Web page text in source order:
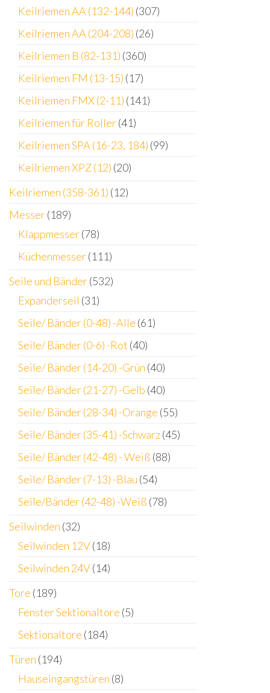
Keilriemen AA (132-144) (307)
Keilriemen AA (204-208) (26)
Keilriemen B (82-131) (360)
Keilriemen FM (13-15) (17)
Keilriemen FMX (2-11) (141)
Keilriemen für Roller(41)
Keilriemen SPA (16-23, 184) (99)
Keilriemen XPZ (12) (20)
Keilriemen (358-361) (12)
Messer(189)
Klappmesser(78)
Küchenmesser(111)
Seile und Bänder(532)
Expanderseil (31)
Seile/ Bänder (0-48) -Alle (61)
Seile/ Bänder (0-6) -Rot (40)
Seile/ Bänder (14-20) -Grün (40)
Seile/ Bänder (21-27) -Gelb (40)
Seile/ Bänder (28-34) -Orange (55)
Seile/ Bänder (35-41) -Schwarz(45)
Seile/ Bänder (42-48) - Weiß (88)
Seile/ Bänder (7-13) -Blau (54)
Seile/Bänder (42-48) -Weiß (78)
Seilwinden (32)
Seilwinden 12V(18)
Seilwinden 24V(14)
Tore (189)
Fenster Sektionaltore (5)
Sektionaltore (184)
Türen (194)
Hauseingangstüren (8)